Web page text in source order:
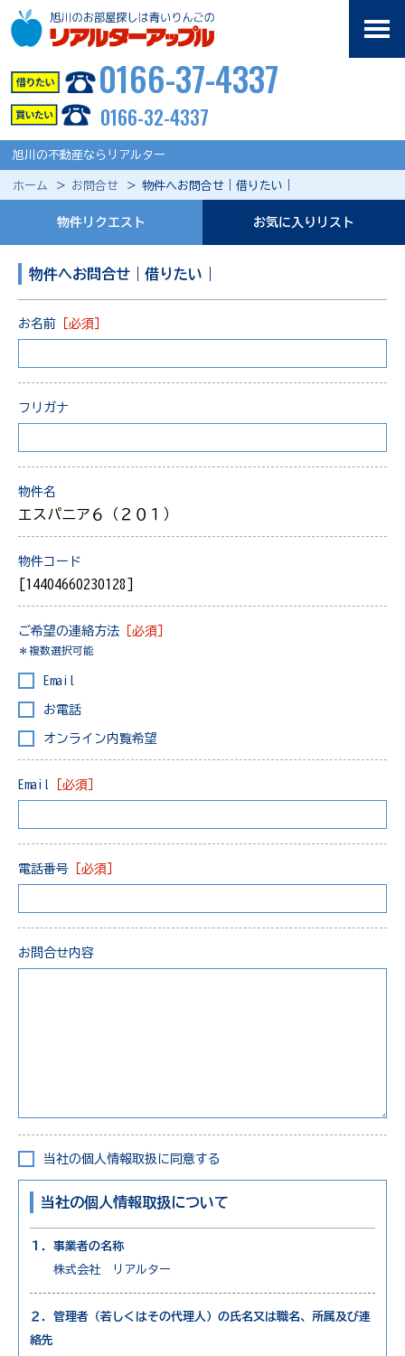
0166-37-4337
0166-32-4337
旭川の不動産ならリアルター
ホーム お問合せ 物件へお問合せ｜借りたい｜
物件リクエスト お気に入りリスト
物件へお問合せ｜借りたい｜
お名前 ［必須］
フリガナ
物件名
エスパニア６（２０１）
物件コード
[14404660230128]
ご希望の連絡方法 ［必須］
＊複数選択可能
Email
お電話
オンライン内覧希望
Email ［必須］
電話番号 ［必須］
お問合せ内容
当社の個人情報取扱に同意する
当社の個人情報取扱について
１．事業者の名称
株式会社 リアルター
２．管理者（若しくはその代理人）の氏名又は職名、所属及び連
絡先